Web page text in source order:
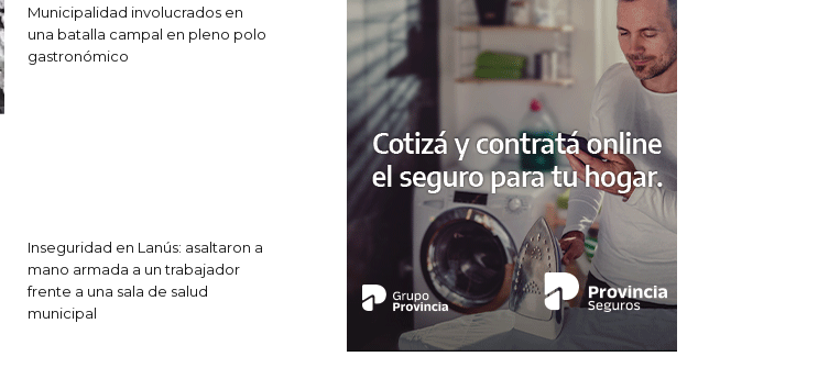
Municipalidad involucrados en
una batalla campal en pleno polo
gastronómico
Inseguridad en Lanús: asaltaron a
mano armada a un trabajador
frente a una sala de salud
municipal